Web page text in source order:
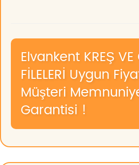
Elvankent KREŞ VE
FİLELERİ Uygun
Müşteri
Garantisi !